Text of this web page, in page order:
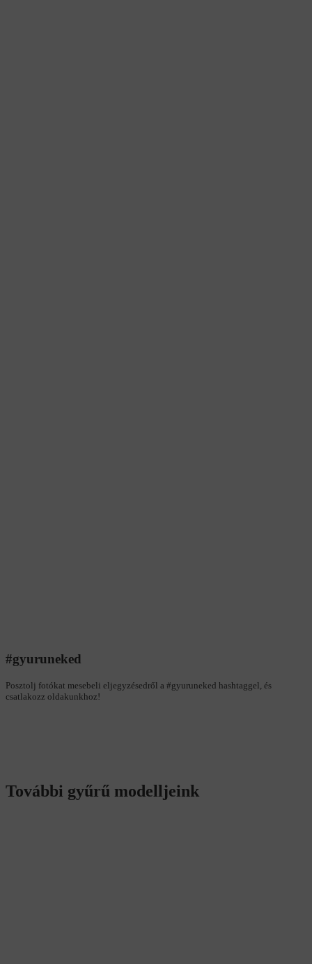
#gyuruneked
Posztolj fotókat mesebeli eljegyzésedről a #gyuruneked hashtaggel, és
csatlakozz oldakunkhoz!
További gyűrű modelljeink